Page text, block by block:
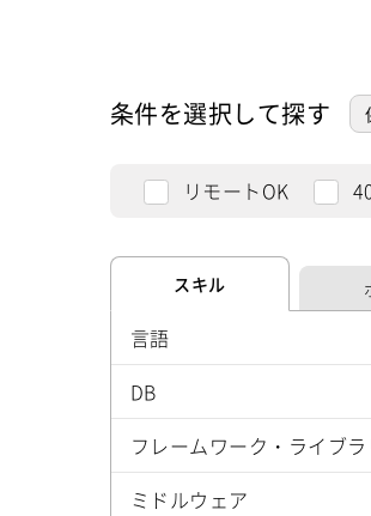
条件を選択して探す
リモートOK
スキル
言語
DB
フレームワーク・ライブラ
ミドルウェア